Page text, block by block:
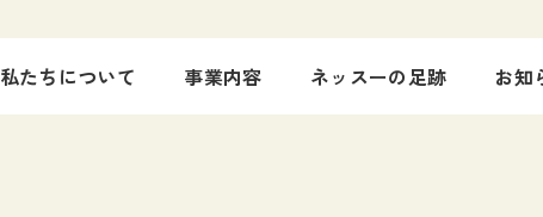
私たちについて 事業内容 ネッスーの足跡 お知